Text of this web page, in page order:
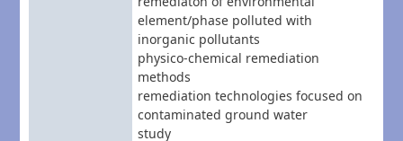
element/phase polluted with
inorganic pollutants
physico-chemical remediation
methods
remediation technologies focused on
contaminated ground water
study